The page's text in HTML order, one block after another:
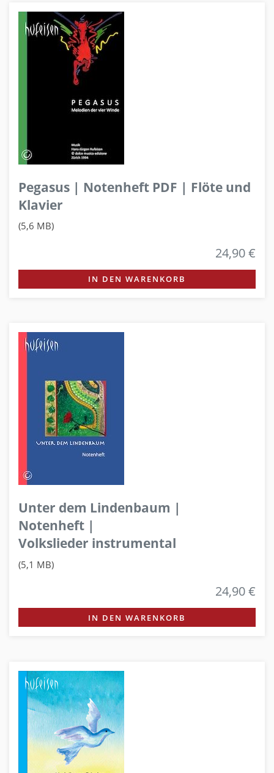
Pegasus | Notenheft PDF | Flöte und
Klavier
(5,6 MB)
24,90 €
IN DEN WARENKORB
Unter dem Lindenbaum |
Notenheft |
Volkslieder instrumental
(5,1 MB)
24,90 €
IN DEN WARENKORB